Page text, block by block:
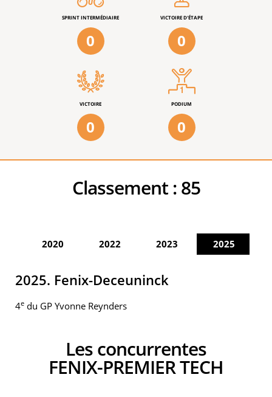
SPRINT INTERMÉDIAIRE
0
VICTOIRE D'ÉTAPE
0
VICTOIRE
0
PODIUM
0
Classement :85
2020 2022 2023 2025
2025. Fenix-Deceuninck
4e du GP Yvonne Reynders
Les concurrentes
FENIX-PREMIER TECH